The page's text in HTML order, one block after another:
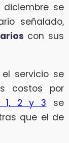
se
señalado,
con sus
servicio se
costos por
1, 2 y 3 se
que el de